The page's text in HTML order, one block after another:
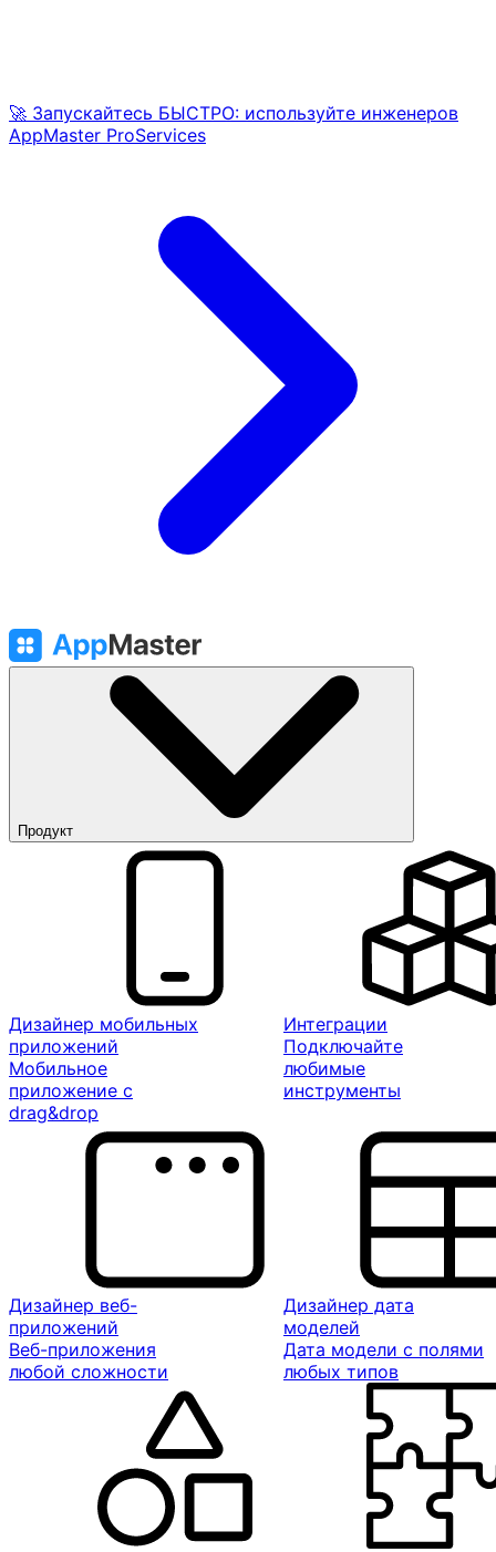
🚀 Запускайтесь БЫСТРО: используйте инженеров
AppMaster ProServices
Продукт
Дизайнер мобильных
приложений
Мобильное
приложение с
drag&drop
Интеграции
Подключайте
любимые
инструменты
Дизайнер веб-
приложений
Веб-приложения
любой сложности
Дизайнер дата
моделей
Дата модели с полями
любых типов